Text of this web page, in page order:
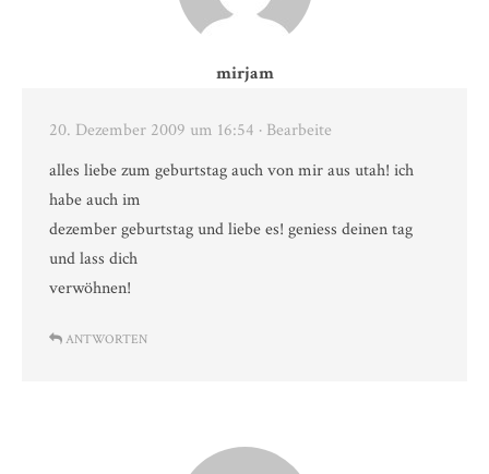
mirjam
20. Dezember 2009 um 16:54 · Bearbeite
alles liebe zum geburtstag auch von mir aus utah! ich
habe auch im
dezember geburtstag und liebe es! geniess deinen tag
und lass dich
verwöhnen!
ANTWORTEN